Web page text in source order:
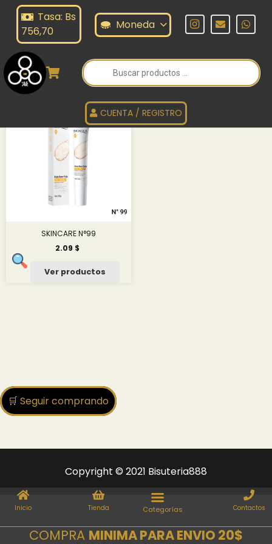
Tasa: Bs
756,70
Moneda
Búsqueda
de
productos
CUENTA / REGISTRO
N°99
SKINCARE N°99
SKINCARE N°99
2.09 $
Ver productos
🛒 Seguir comprando
Copyright © 2021 Bisuteria888
Inicio Tienda Contactos
COMPRA MINIMA PARA ENVIO 20$